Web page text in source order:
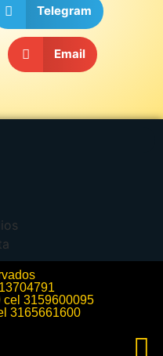
Telegram
Email
cel 3159600095
3165661600